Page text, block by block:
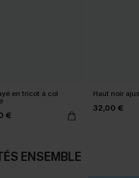
en tricot à col
€
Haut noir
32,00 €
ENSEMBLE